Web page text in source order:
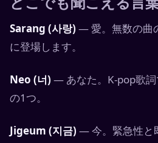
Sarang (사랑) — 愛。無数の曲
に登場します。
Neo (너) — あなた。K-pop歌
の1つ。
Jigeum (지금) — 今。緊急性と